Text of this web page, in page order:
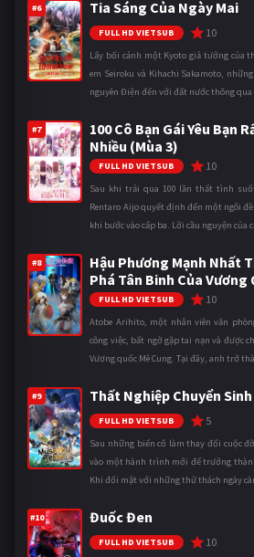
#6 Tia Sáng Của Ngày Mai
FULL HD VIETSUB 10
Lấy bối cảnh một Kyoto giả tưởng của
em Seiroku và Kihachi Sakamoto,
nguyên Điện đến với đất nước thông
#7
100 Cô Bạn Gái Yêu Bạn
Nhiều (Mùa 3)
FULL HD VIETSUB 10
Sau khi trải qua 100 lần thất tình
Rentaro Aijo quyết định đến một ngôi
khi bước vào cấp ba. Lời cầu nguyện của
#8
Hậu Phương Mạnh Nhất
Phá Tân Binh Của Vương
FULL HD VIETSUB 10
Atobe Arihito, một nhân viên văn
công việc, bất ngờ gặp tai nạn và được
Vương quốc Mê Cung. Tại đây, anh trở
#9 Thất Nghiệp Chuyển
FULL HD VIETSUB 5
Sau những biến cố làm thay đổi cuộc
vào một hành trình mới để trưởng
Khi đối mặt với những thử thách ngày
#10 Đuốc Đen
FULL HD VIETSUB 10